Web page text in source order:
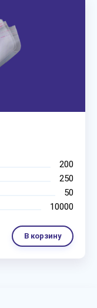
200
250
50
10000
В корзину